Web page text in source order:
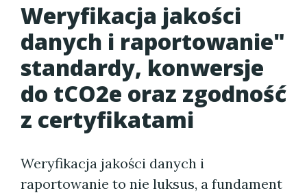
Weryfikacja jakości
danych i raportowanie"
standardy, konwersje
do tCO2e oraz zgodność
z certyfikatami
Weryfikacja jakości danych i
raportowanie to nie luksus, a fundament